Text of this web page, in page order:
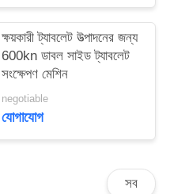
ক্ষয়কারী ট্যাবলেট উত্পাদনের জন্য
600kn ডাবল সাইড ট্যাবলেট
সংক্ষেপণ মেশিন
negotiable
যোগাযোগ
সব